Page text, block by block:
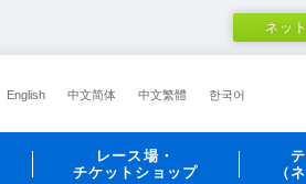
ネッ
English 中文简体 中文繁體 한국어
レース場・
チケットショップ
（